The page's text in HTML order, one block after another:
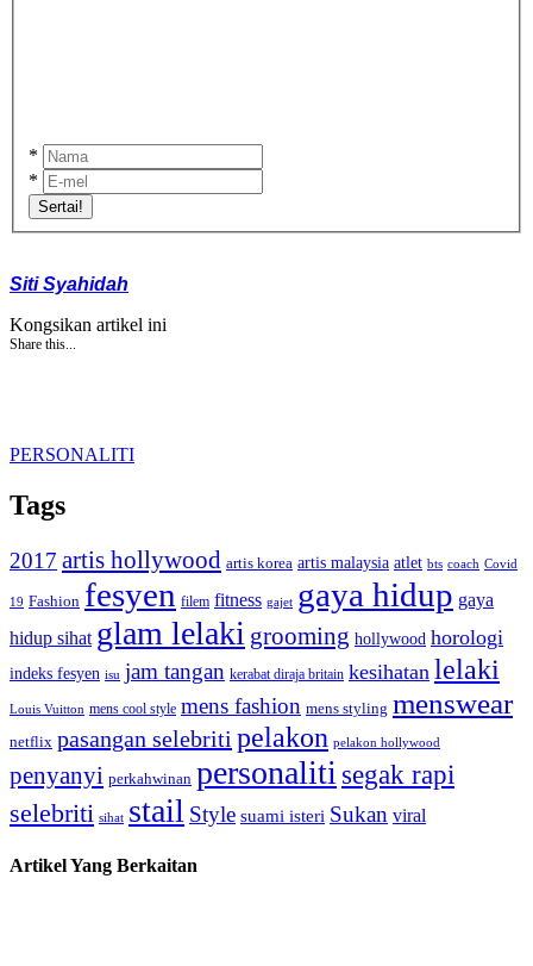
*
*
Sertai!
Siti Syahidah
Kongsikan artikel ini
Share this...
PERSONALITI
Tags
2017 artis hollywood artis korea artis malaysia atlet bts coach Covid
19 Fashion fesyen filem fitness gajet gaya hidup gaya
hidup sihat glam lelaki grooming hollywood horologi
indeks fesyen isu jam tangan kerabat diraja britain kesihatan lelaki
Louis Vuitton mens cool style mens fashion mens styling menswear
netflix pasangan selebriti pelakon pelakon hollywood
penyanyi perkahwinan personaliti segak rapi
selebriti sihat stail Style suami isteri Sukan viral
Artikel Yang Berkaitan